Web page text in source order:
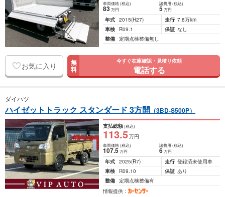
車両価格(税込)
83万円
諸費用 (税込)
5 万円
年式 2015(H27) 走行 7.8万km
車検
R09.1 保証 なし
整備 定期点検整備無し
お気に入り 無
料
今すぐ在庫確認・見積り依頼
電話する
ダイハツ
ハイゼットトラック スタンダード 3方開 （3BD-S500P）
支払総額(税込)
113.5万円
車両価格(税込)
107.5万円
諸費用 (税込)
6 万円
年式 2025(R7) 走行 登録済未使用車
車検
R09.10 保証 あり
整備 定期点検整備有
情報提供：